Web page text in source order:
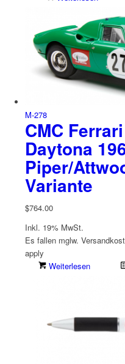
M-278
CMC
Daytona
Piper/
Variante
$764.00
Inkl. 19% MwSt.
Es fallen mglw.
apply
Weiterlesen